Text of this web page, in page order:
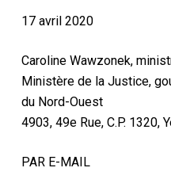
17 avril 2020
Caroline Wawzonek,
Ministère de la Justice,
du Nord-Ouest
4903, 49e Rue, C.P. 1320,
PAR E-MAIL